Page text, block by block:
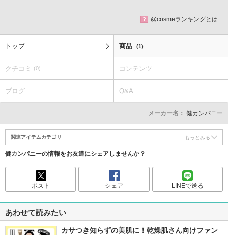
? @cosmeランキングとは
トップ 商品 (1)
クチコミ (0) コンテンツ
ブログ Q&A
メーカー名： 健カンパニー
関連アイテムカテゴリ もっとみる
健カンパニーの情報をお友達にシェアしませんか？
ポスト シェア LINEで送る
あわせて読みたい
カサつき知らずの美肌に！乾燥肌さん向けファン